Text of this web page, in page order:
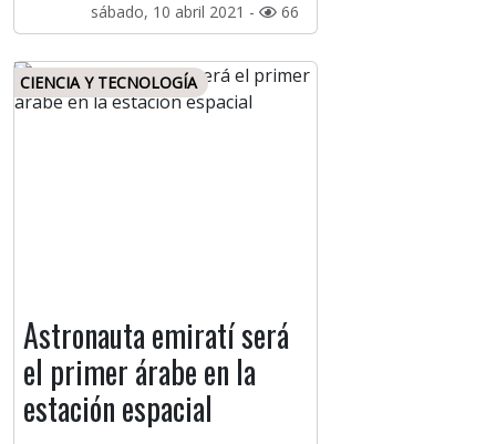
sábado, 10 abril 2021 - 66
CIENCIA Y TECNOLOGÍA
Astronauta emiratí será
el primer árabe en la
estación espacial